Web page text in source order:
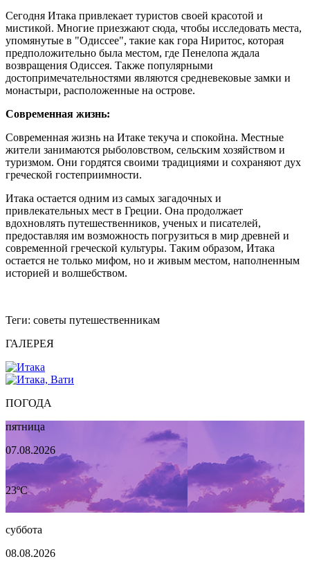
Сегодня Итака привлекает туристов своей красотой и
мистикой. Многие приезжают сюда, чтобы исследовать места,
упомянутые в "Одиссее", такие как гора Ниритос, которая
предположительно была местом, где Пенелопа ждала
возвращения Одиссея. Также популярными
достопримечательностями являются средневековые замки и
монастыри, расположенные на острове.
Современная жизнь:
Современная жизнь на Итаке текуча и спокойна. Местные
жители занимаются рыболовством, сельским хозяйством и
туризмом. Они гордятся своими традициями и сохраняют дух
греческой гостеприимности.
Итака остается одним из самых загадочных и
привлекательных мест в Греции. Она продолжает
вдохновлять путешественников, ученых и писателей,
предоставляя им возможность погрузиться в мир древней и
современной греческой культуры. Таким образом, Итака
остается не только мифом, но и живым местом, наполненным
историей и волшебством.
Теги: советы путешественникам
ГАЛЕРЕЯ
ПОГОДА
пятница
07.08.2026
23ºC
суббота
08.08.2026